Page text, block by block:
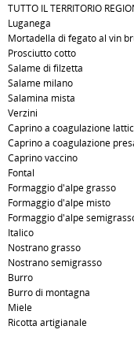
TUTTO IL TERRITORIO
Luganega
Mortadella di fegato al vin
Prosciutto cotto
Salame di filzetta
Salame milano
Salamina mista
Verzini
Caprino a coagulazione
Caprino a coagulazione
Caprino vaccino
Fontal
Formaggio d'alpe grasso
Formaggio d'alpe misto
Formaggio d'alpe
Italico
Nostrano grasso
Nostrano semigrasso
Burro
Burro di montagna
Miele
Ricotta artigianale